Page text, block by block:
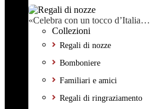
«Celebra con un tocco
Collezioni
Regali di nozze
Bomboniere
Familiari e amici
Regali di ringraziamento